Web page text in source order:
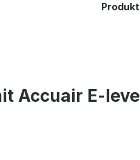
Accuair E-